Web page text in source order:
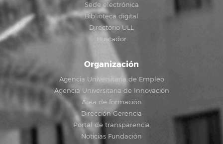
Sede electrónica
Biblioteca digital
Directorio ULL
Buscador
Organización
Agencia Universitaria de Empleo
Agencia Universitaria de Innovación
Área de formación
Dirección Gerencia
Portal de transparencia
Noticias Fundación